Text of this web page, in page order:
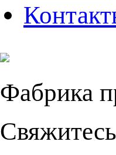
Фабрика